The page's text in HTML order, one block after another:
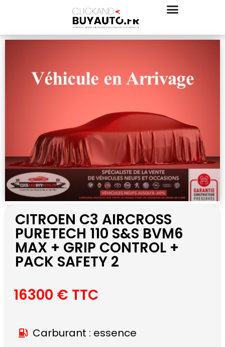
CITROEN C3 AIRCROSS
PURETECH 110 S&S BVM6
MAX + GRIP CONTROL +
PACK SAFETY 2
16300 € TTC
Carburant : essence